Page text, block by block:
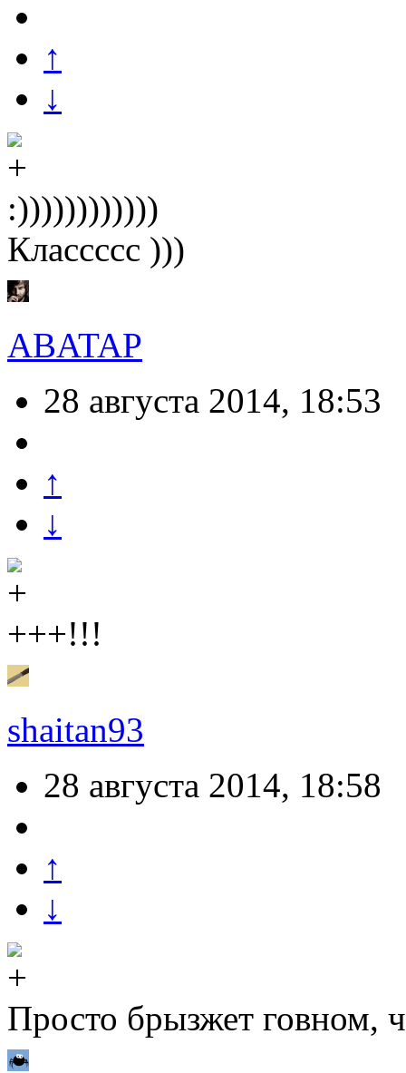
↑
↓
:))))))))))))
Классссс )))
ABATAP
28 августа 2014, 18:53
↑
↓
+++!!!
shaitan93
28 августа 2014, 18:58
↑
↓
Просто брызжет говном,